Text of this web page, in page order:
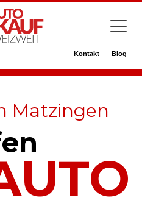
Kontakt Blog
Matzingen